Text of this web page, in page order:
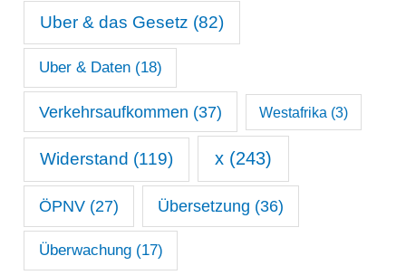
Uber & das Gesetz (82)
Uber & Daten(18)
Verkehrsaufkommen (37) Westafrika (3)
Widerstand (119) x(243)
ÖPNV(27) Übersetzung (36)
Überwachung(17)